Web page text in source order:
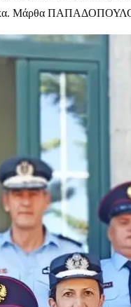
κα. Μάρθα